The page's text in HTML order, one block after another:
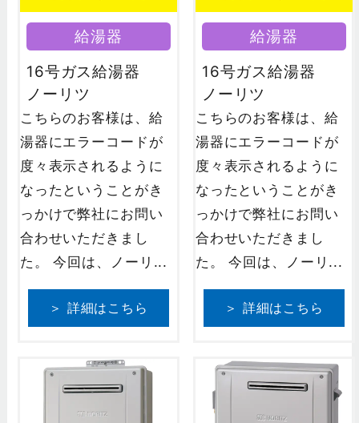
給湯器
16号ガス給湯器
ノーリツ
こちらのお客様は、給
湯器にエラーコードが
度々表示されるように
なったということがき
っかけで弊社にお問い
合わせいただきまし
た。 今回は、ノーリ...
＞ 詳細はこちら
給湯器
16号ガス給湯器
ノーリツ
こちらのお客様は、給
湯器にエラーコードが
度々表示されるように
なったということがき
っかけで弊社にお問い
合わせいただきまし
た。 今回は、ノーリ...
＞ 詳細はこちら